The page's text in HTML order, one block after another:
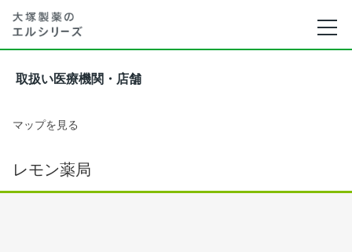
取扱い医療機関・店舗
マップを見る
レモン薬局